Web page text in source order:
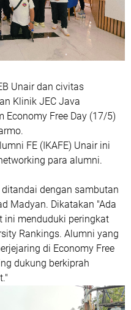
Unair dan civitas
Klinik JEC Java
Economy Free Day (17/5)
FE (IKAFE) Unair ini
para alumni.
ditandai dengan sambutan
Madyan. Dikatakan "Ada
ini menduduki peringkat
Rankings. Alumni yang
di Economy Free
dukung berkiprah